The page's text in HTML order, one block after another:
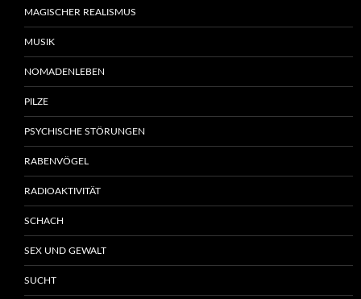
MAGISCHER REALISMUS
MUSIK
NOMADENLEBEN
PILZE
PSYCHISCHE STÖRUNGEN
RABENVÖGEL
RADIOAKTIVITÄT
SCHACH
SEX UND GEWALT
SUCHT